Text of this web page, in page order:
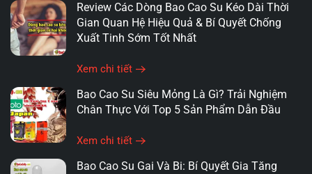
Review Các Dòng Bao Cao Su Kéo Dài Thời
Gian Quan Hệ Hiệu Quả & Bí Quyết Chống
Xuất Tinh Sớm Tốt Nhất
Xem chi tiết
Bao Cao Su Siêu Mỏng Là Gì? Trải Nghiệm
Chân Thực Với Top 5 Sản Phẩm Dẫn Đầu
Xem chi tiết
Bao Cao Su Gai Và Bi: Bí Quyết Gia Tăng